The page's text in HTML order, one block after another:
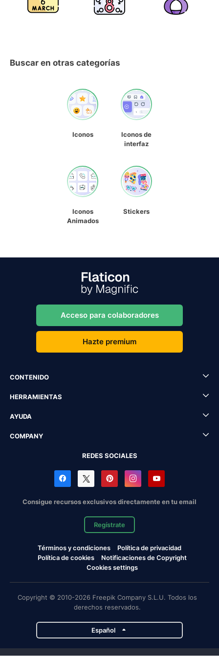
Buscar en otras categorías
Iconos
Iconos de
interfaz
Iconos
Animados
Stickers
Acceso para colaboradores
Hazte premium
CONTENIDO
HERRAMIENTAS
AYUDA
COMPANY
REDES SOCIALES
Consigue recursos exclusivos directamente en tu email
Regístrate
Términos y condiciones
Política de privacidad
Política de cookies
Notificaciones de Copyright
Cookies settings
Copyright © 2010-2026 Freepik Company S.L.U. Todos los
derechos reservados.
Español